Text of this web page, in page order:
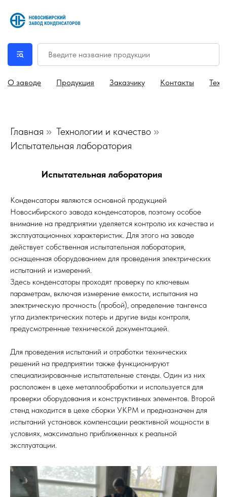
О заводе Продукция Заказчику Контакты
Главная » Технологии и качество »
Испытательная лаборатория
Испытательная лаборатория
Конденсаторы являются основной продукцией
Новосибирского завода конденсаторов, поэтому особое
внимание на предприятии уделяется контролю их качества и
эксплуатационных характеристик. Для этого на заводе
действует собственная испытательная лаборатория,
оснащенная оборудованием для проведения электрических
испытаний и измерений.
Здесь конденсаторы проходят проверку по ключевым
параметрам, включая измерение емкости, испытания на
электрическую прочность (пробой), определение тангенса
угла диэлектрических потерь и другие виды контроля,
предусмотренные технической документацией.
Для проведения испытаний и отработки технических
решений на предприятии также функционируют
специализированные испытательные стенды. Один из них
расположен в цехе металлообработки и используется для
проверки оборудования и конструктивных элементов. Второй
стенд находится в цехе сборки УКРМ и предназначен для
испытаний установок компенсации реактивной мощности в
условиях, максимально приближенных к реальной
эксплуатации.